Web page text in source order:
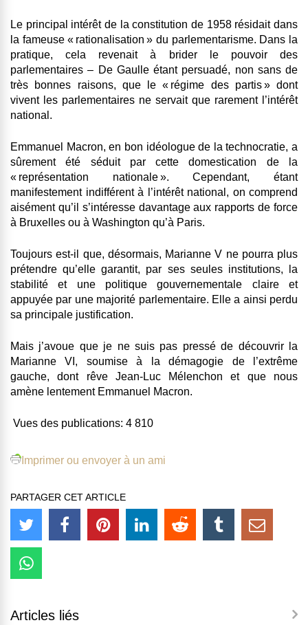
Le principal intérêt de la constitution de 1958 résidait dans
la fameuse « rationalisation » du parlementarisme. Dans la
pratique, cela revenait à brider le pouvoir des
parlementaires – De Gaulle étant persuadé, non sans de
très bonnes raisons, que le « régime des partis » dont
vivent les parlementaires ne servait que rarement l’intérêt
national.
Emmanuel Macron, en bon idéologue de la technocratie, a
sûrement été séduit par cette domestication de la
« représentation nationale ». Cependant, étant
manifestement indifférent à l’intérêt national, on comprend
aisément qu’il s’intéresse davantage aux rapports de force
à Bruxelles ou à Washington qu’à Paris.
Toujours est-il que, désormais, Marianne V ne pourra plus
prétendre qu’elle garantit, par ses seules institutions, la
stabilité et une politique gouvernementale claire et
appuyée par une majorité parlementaire. Elle a ainsi perdu
sa principale justification.
Mais j’avoue que je ne suis pas pressé de découvrir la
Marianne VI, soumise à la démagogie de l’extrême
gauche, dont rêve Jean-Luc Mélenchon et que nous
amène lentement Emmanuel Macron.
Vues des publications: 4 810
Imprimer ou envoyer à un ami
PARTAGER CET ARTICLE
Articles liés